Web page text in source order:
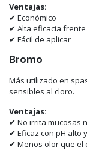
Ventajas:
✔ Económico
✔ Alta eficacia
✔ Fácil de aplicar
Bromo
Más utilizado en
sensibles al cloro.
Ventajas:
✔ No irrita mucosas
✔ Eficaz con pH alto
✔ Menos olor que el